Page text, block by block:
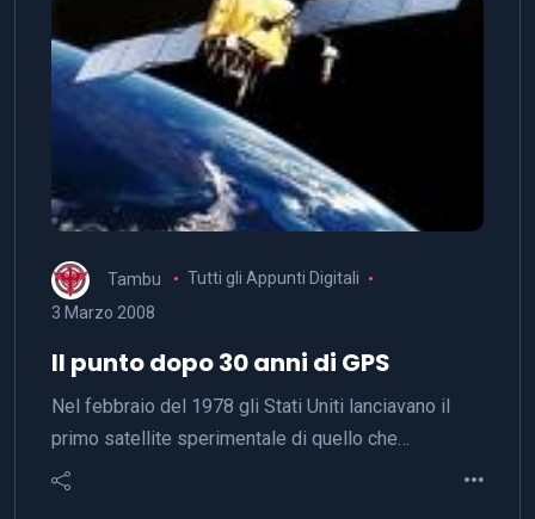
Tambu
Tutti gli Appunti Digitali
3 Marzo 2008
Il punto dopo 30 anni di GPS
Nel febbraio del 1978 gli Stati Uniti lanciavano il
primo satellite sperimentale di quello che…